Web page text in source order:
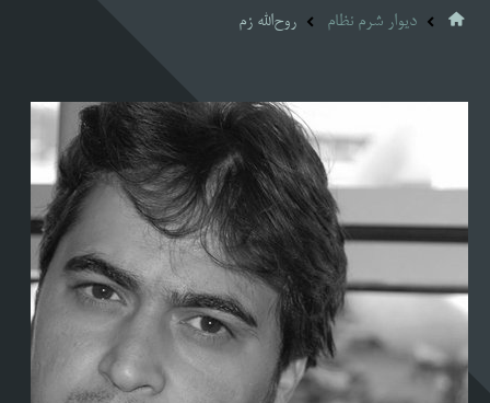
مشاوره حقوقی
مشاوره روانشناسی
آن سوی خبر
تصویری
دیوار شرم نظام روح‌الله زم